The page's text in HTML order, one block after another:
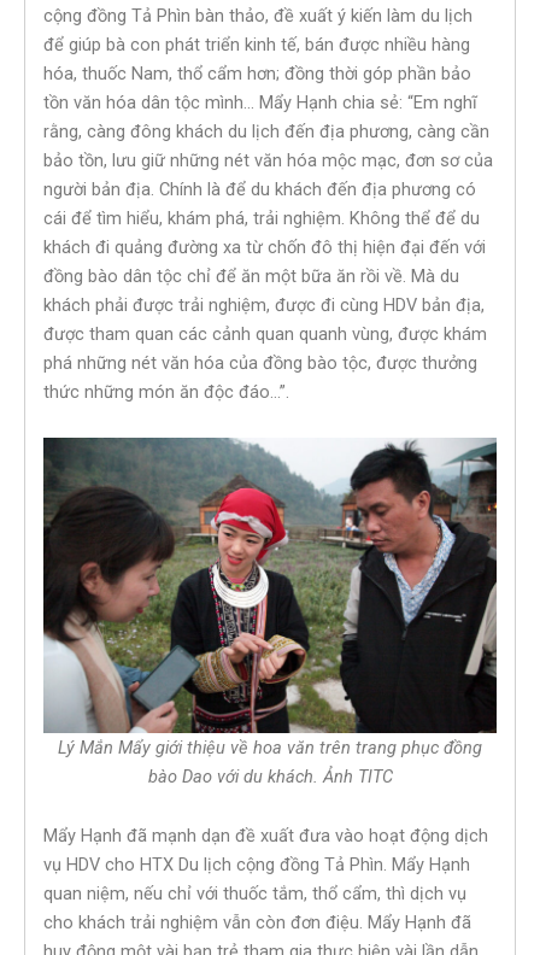
cộng đồng Tả Phìn bàn thảo, đề xuất ý kiến làm du lịch
để giúp bà con phát triển kinh tế, bán được nhiều hàng
hóa, thuốc Nam, thổ cẩm hơn; đồng thời góp phần bảo
tồn văn hóa dân tộc mình… Mẩy Hạnh chia sẻ: “Em nghĩ
rằng, càng đông khách du lịch đến địa phương, càng cần
bảo tồn, lưu giữ những nét văn hóa mộc mạc, đơn sơ của
người bản địa. Chính là để du khách đến địa phương có
cái để tìm hiểu, khám phá, trải nghiệm. Không thể để du
khách đi quảng đường xa từ chốn đô thị hiện đại đến với
đồng bào dân tộc chỉ để ăn một bữa ăn rồi về. Mà du
khách phải được trải nghiệm, được đi cùng HDV bản địa,
được tham quan các cảnh quan quanh vùng, được khám
phá những nét văn hóa của đồng bào tộc, được thưởng
thức những món ăn độc đáo…”.
Lý Mắn Mẩy giới thiệu về hoa văn trên trang phục đồng
bào Dao với du khách. Ảnh TITC
Mẩy Hạnh đã mạnh dạn đề xuất đưa vào hoạt động dịch
vụ HDV cho HTX Du lịch cộng đồng Tả Phìn. Mẩy Hạnh
quan niệm, nếu chỉ với thuốc tắm, thổ cẩm, thì dịch vụ
cho khách trải nghiệm vẫn còn đơn điệu. Mẩy Hạnh đã